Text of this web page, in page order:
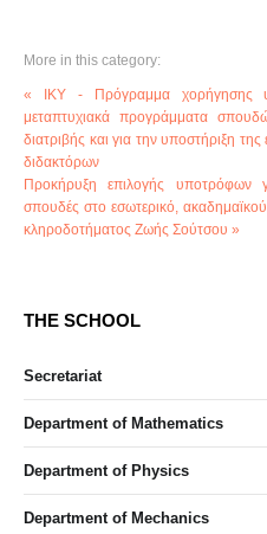
More in this category:
« ΙΚΥ - Πρόγραμμα χορήγησης
μεταπτυχιακά προγράμματα
διατριβής και για την υποστήριξη
διδακτόρων
Προκήρυξη επιλογής υποτρόφων
σπουδές στο εσωτερικό,
κληροδοτήματος Ζωής Σούτσου »
THE SCHOOL
Secretariat
Department of Mathematics
Department of Physics
Department of Mechanics